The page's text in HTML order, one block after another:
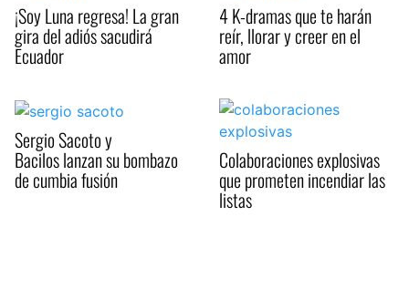
¡Soy Luna regresa! La gran
gira del adiós sacudirá
Ecuador
4 K-dramas que te harán
reír, llorar y creer en el
amor
Sergio Sacoto y
Bacilos lanzan su bombazo
de cumbia fusión
Colaboraciones explosivas
que prometen incendiar las
listas